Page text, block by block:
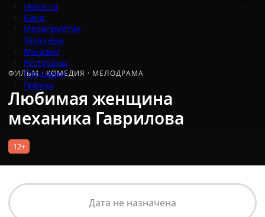
Новости
Кино
Мероприятия
Заказ еды
Магазин
Рестораны
Площадки
Победа
ФИЛЬМ·КОМЕДИЯ · МЕЛОДРАМА
Любимая женщина
механика Гаврилова
12+
Дата не назначена